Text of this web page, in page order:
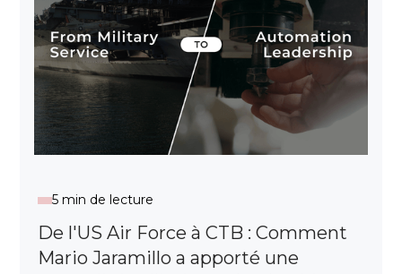
5 min de lecture
De l'US Air Force à CTB : Comment
Mario Jaramillo a apporté une